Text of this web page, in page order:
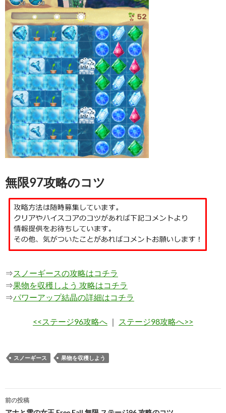
無限97攻略のコツ
⇒スノーギースの攻略はコチラ
⇒果物を収穫しよう 攻略はコチラ
⇒パワーアップ結晶の詳細はコチラ
<<ステージ96攻略へ ｜ ステージ98攻略へ>>
スノーギース 果物を収穫しよう
投
前の投稿